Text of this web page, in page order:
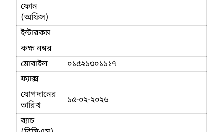
ফোন
(অফিস)
ইন্টারকম
কক্ষ নম্বর
মোবাইল
০১৫২১৩০১১১৭
ফ্যাক্স
যোগদানের
তারিখ
১৫-০২-২০২৬
ব্যাচ